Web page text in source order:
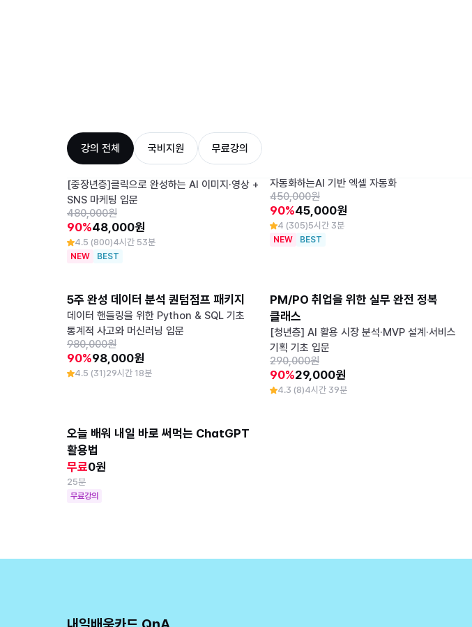
강의 전체 국비지원 무료강의
처음 만나는 AI 영상 · 이미지 제작 왕초보
클래스
[중장년층]클릭으로 완성하는 AI 이미지·영상 +
SNS 마케팅 입문
480,000원
90%48,000원
4.5 (800)4시간 53분
NEW BEST
자동화하는AI 기반 엑셀 자동화
450,000원
90%45,000원
4 (305)5시간 3분
NEW BEST
5주 완성 데이터 분석 퀀텀점프 패키지
데이터 핸들링을 위한 Python & SQL 기초
통계적 사고와 머신러닝 입문
980,000원
90%98,000원
4.5 (31)29시간 18분
PM/PO 취업을 위한 실무 완전 정복
클래스
[청년층] AI 활용 시장 분석·MVP 설계·서비스
기획 기초 입문
290,000원
90%29,000원
4.3 (8)4시간 39분
오늘 배워 내일 바로 써먹는 ChatGPT
활용법
무료0원
25분
무료강의